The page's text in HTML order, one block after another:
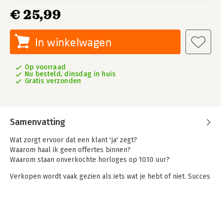
€ 25,99
In winkelwagen
Op voorraad
Nu besteld, dinsdag in huis
Gratis verzonden
Samenvatting
Wat zorgt ervoor dat een klant 'ja' zegt?
Waarom haal ik geen offertes binnen?
Waarom staan onverkochte horloges op 10.10 uur?
Verkopen wordt vaak gezien als iets wat je hebt of niet. Succes